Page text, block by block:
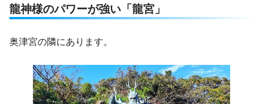
龍神様のパワーが強い「龍宮」
奥津宮の隣にあります。